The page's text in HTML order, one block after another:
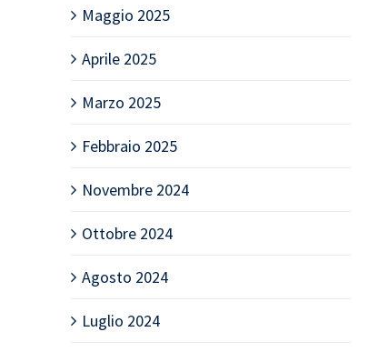
Maggio 2025
Aprile 2025
Marzo 2025
Febbraio 2025
Novembre 2024
Ottobre 2024
Agosto 2024
Luglio 2024